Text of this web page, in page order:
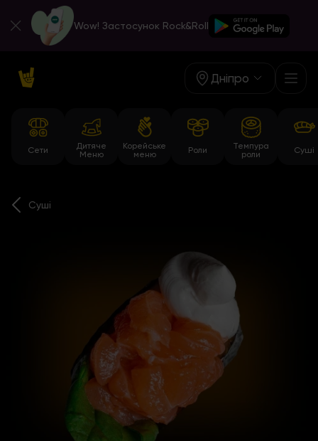
Wow! Застосунок Rock&Roll
Дніпро
Сети
Дитяче
Меню
Корейське
меню
Роли
Темпура
роли
Суші
Суші